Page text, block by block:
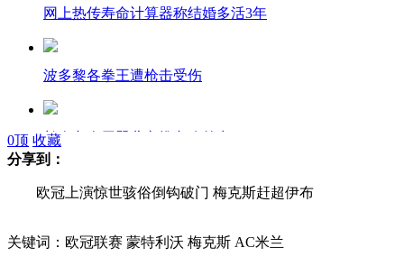
网上热传寿命计算器称结婚多活3年
波多黎各拳王遭枪击受伤
长春老人用婴儿车推老狗外出
新疆一载有59名旅客客车着火烧毁
0顶 收藏
分享到：
欧冠上演惊世骇俗倒钩破门 梅克斯赶超伊布
关键词：欧冠联赛 蒙特利沃 梅克斯 AC米兰